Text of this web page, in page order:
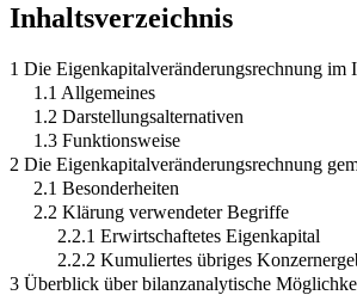
Inhaltsverzeichnis
1 Die Eigenkapitalveränderungsrechnung im
1.1 Allgemeines
1.2 Darstellungsalternativen
1.3 Funktionsweise
2 Die Eigenkapitalveränderungsrechnung
2.1 Besonderheiten
2.2 Klärung verwendeter Begriffe
2.2.1 Erwirtschaftetes Eigenkapital
2.2.2 Kumuliertes übriges
3 Überblick über bilanzanalytische